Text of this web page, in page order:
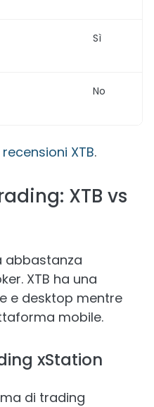
Sì
No
recensioni XTB.
XTB vs
abbastanza
XTB ha una
e desktop mentre
mobile.
xStation
di trading